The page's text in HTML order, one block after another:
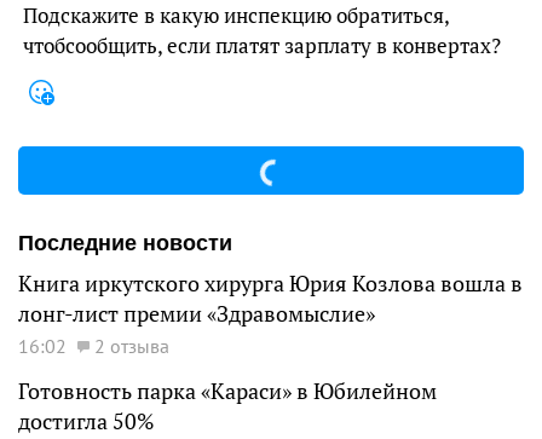
Подскажите в какую инспекцию обратиться,
чтобсообщить, если платят зарплату в конвертах?
Последние новости
Книга иркутского хирурга Юрия Козлова вошла в
лонг-лист премии «Здравомыслие»
16:02 2 отзыва
Готовность парка «Караси» в Юбилейном
достигла 50%